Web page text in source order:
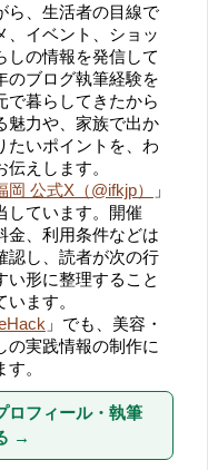
ら、生活者の目線で
、イベント、ショッ
しの情報を発信して
のブログ執筆経験を
で暮らしてきたから
魅力や、家族で出か
たいポイントを、わ
えします。
岡 公式X（@ifkjp）
」
しています。開催
金、利用条件などは
認し、読者が次の行
い形に整理すること
ます。
」でも、美容・
の実践情報の制作に
。
ロフィール・執筆
→